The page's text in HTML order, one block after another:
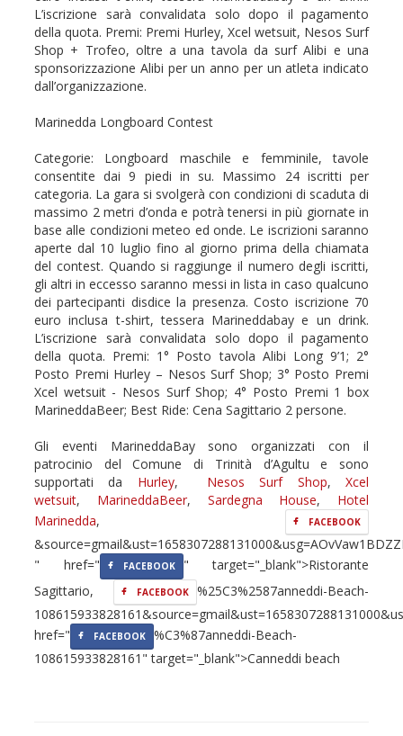
L’iscrizione sarà convalidata solo dopo il pagamento
della quota. Premi: Premi Hurley, Xcel wetsuit, Nesos Surf
Shop + Trofeo, oltre a una tavola da surf Alibi e una
sponsorizzazione Alibi per un anno per un atleta indicato
dall’organizzazione.
Marinedda Longboard Contest
Categorie: Longboard maschile e femminile, tavole
consentite dai 9 piedi in su. Massimo 24 iscritti per
categoria. La gara si svolgerà con condizioni di scaduta di
massimo 2 metri d’onda e potrà tenersi in più giornate in
base alle condizioni meteo ed onde. Le iscrizioni saranno
aperte dal 10 luglio fino al giorno prima della chiamata
del contest. Quando si raggiunge il numero degli iscritti,
gli altri in eccesso saranno messi in lista in caso qualcuno
dei partecipanti disdice la presenza. Costo iscrizione 70
euro inclusa t-shirt, tessera Marineddabay e un drink.
L’iscrizione sarà convalidata solo dopo il pagamento
della quota. Premi: 1° Posto tavola Alibi Long 9’1; 2°
Posto Premi Hurley – Nesos Surf Shop; 3° Posto Premi
Xcel wetsuit - Nesos Surf Shop; 4° Posto Premi 1 box
MarineddaBeer; Best Ride: Cena Sagittario 2 persone.
Gli eventi MarineddaBay sono organizzati con il
patrocinio del Comune di Trinità d’Agultu e sono
supportati da Hurley, Nesos Surf Shop,Xcel
wetsuit, MarineddaBeer, Sardegna House, Hotel
Marinedda, FACEBOOK
" href="
FACEBOOK
" target="_blank">Ristorante
Sagittario,
FACEBOOK
%25C3%2587anneddi-Beach-
href="
FACEBOOK
%C3%87anneddi-Beach-
108615933828161" target="_blank">Canneddi beach